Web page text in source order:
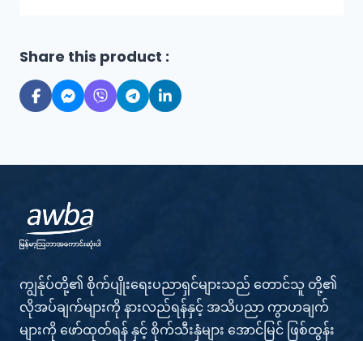
Share this product :
ကျွန်ုပ်တို့၏ စိုက်ပျိုးရေးပညာရှင်များသည် တောင်သူ တို့၏
လိုအပ်ချက်များကို နားလည်ရန်နှင့် အသိပညာ ကွာဟချက်
များကို ဖော်ထုတ်ရန် နှင့် စိုက်သီးနှံများ အောင်မြင် ဖြစ်ထွန်း